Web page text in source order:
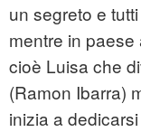
un segreto e
mentre in
cioè Luisa che
(Ramon Ibarra)
inizia a